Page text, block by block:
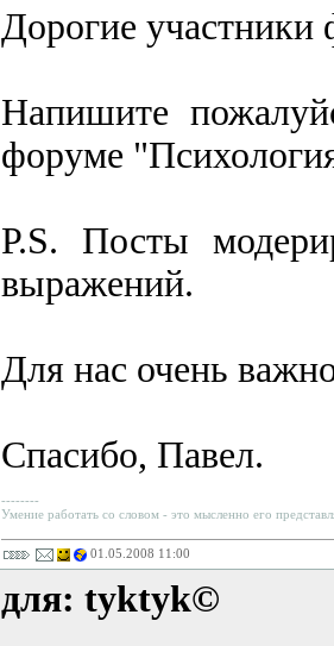
Дорогие участники
Напишите
форуме
P.S. Посты
выражений.
Для нас очень
Спасибо, Павел.
--------
Умение работать со словом - это мысленно его
01.05.2008 11:00
для: tyktyk©